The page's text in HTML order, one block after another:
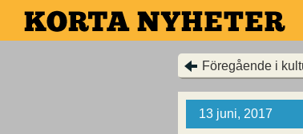
Hoppa
till
Föregående i
13 juni, 2017